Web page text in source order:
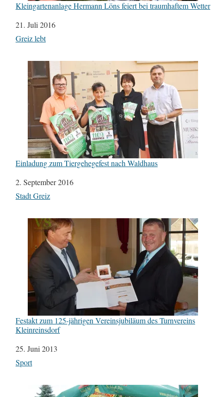
Kleingartenanlage Hermann Löns feiert bei traumhaftem Wetter
Datum
21. Juli 2016
In Bezug auf
Greiz lebt
Einladung zum Tiergehegefest nach Waldhaus
Datum
2. September 2016
In Bezug auf
Stadt Greiz
Festakt zum 125-jährigen Vereinsjubiläum des Turnvereins
Kleinreinsdorf
Datum
25. Juni 2013
In Bezug auf
Sport